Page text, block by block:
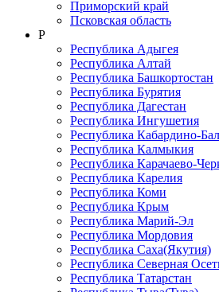
Приморский край
Псковская область
Р
Республика Адыгея
Республика Алтай
Республика Башкортостан
Республика Бурятия
Республика Дагестан
Республика Ингушетия
Республика Кабардино-
Республика Калмыкия
Республика Карачаево-
Республика Карелия
Республика Коми
Республика Крым
Республика Марий-Эл
Республика Мордовия
Республика Саха(Якутия)
Республика Северная
Республика Татарстан